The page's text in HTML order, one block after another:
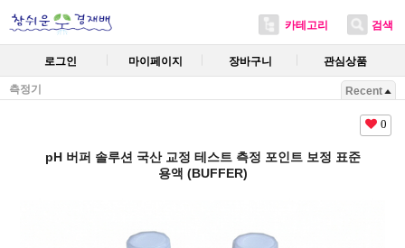
카테고리 검색
로그인 마이페이지 장바구니 관심상품
측정기 Recent
0
pH 버퍼 솔루션 국산 교정 테스트 측정 포인트 보정 표준
용액 (BUFFER)